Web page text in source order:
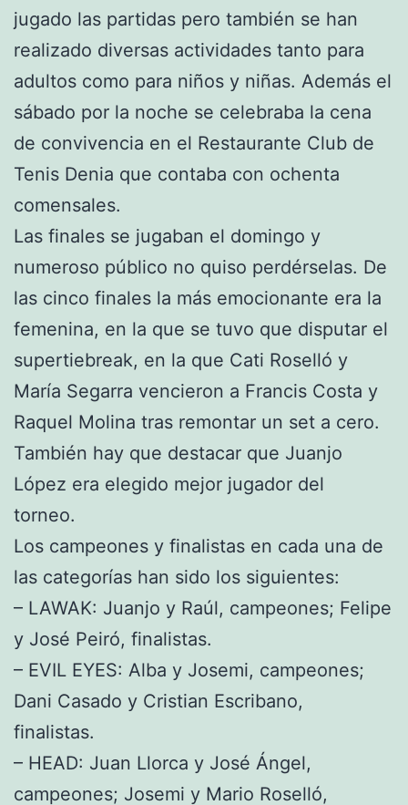
jugado las partidas pero también se han
realizado diversas actividades tanto para
adultos como para niños y niñas. Además el
sábado por la noche se celebraba la cena
de convivencia en el Restaurante Club de
Tenis Denia que contaba con ochenta
comensales.
Las finales se jugaban el domingo y
numeroso público no quiso perdérselas. De
las cinco finales la más emocionante era la
femenina, en la que se tuvo que disputar el
supertiebreak, en la que Cati Roselló y
María Segarra vencieron a Francis Costa y
Raquel Molina tras remontar un set a cero.
También hay que destacar que Juanjo
López era elegido mejor jugador del
torneo.
Los campeones y finalistas en cada una de
las categorías han sido los siguientes:
– LAWAK: Juanjo y Raúl, campeones; Felipe
y José Peiró, finalistas.
– EVIL EYES: Alba y Josemi, campeones;
Dani Casado y Cristian Escribano,
finalistas.
– HEAD: Juan Llorca y José Ángel,
campeones; Josemi y Mario Roselló,